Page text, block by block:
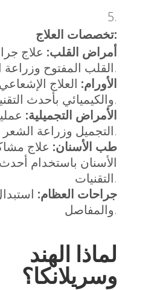
تخصصات العلاج:
أمراض القلب: علاج
القلب المفتوح وزراعة الشرايين.
الأورام: العلاج الإشعاعي
والكيميائي بأحدث التقنيات.
الأمراض التجميلية:
التجميل وزراعة الشعر.
طب الأسنان: علاج
الأسنان باستخدام أحدث
التقنيات.
جراحات العظام:
والمفاصل.
لماذا الهند
وسريلانكا؟